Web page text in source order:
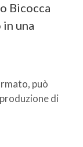
Bicocca
una
può
di